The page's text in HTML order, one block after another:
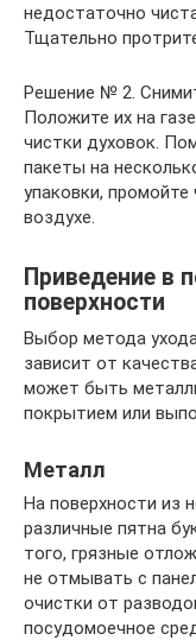
недостаточно
Тщательно
Решение № 2.
Положите их на
чистки духовок.
пакеты на
упаковки,
воздухе.
Приведение в
поверхности
Выбор метода
зависит от
может быть
покрытием или
Металл
На поверхности из
различные пятна
того, грязные
не отмывать с
очистки от
посудомоечное